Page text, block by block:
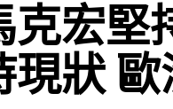
克宏堅
現狀